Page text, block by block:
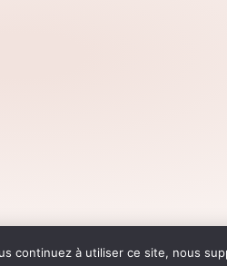
continuez à utiliser ce site, nous